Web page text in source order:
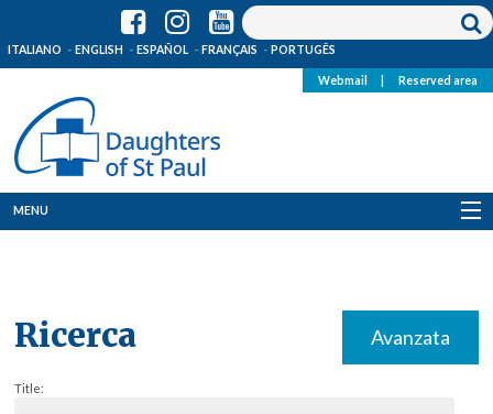
ITALIANO ENGLISH ESPAÑOL FRANÇAIS PORTUGÊS
Webmail Reserved area
MENU
Ricerca Avanzata
Title: